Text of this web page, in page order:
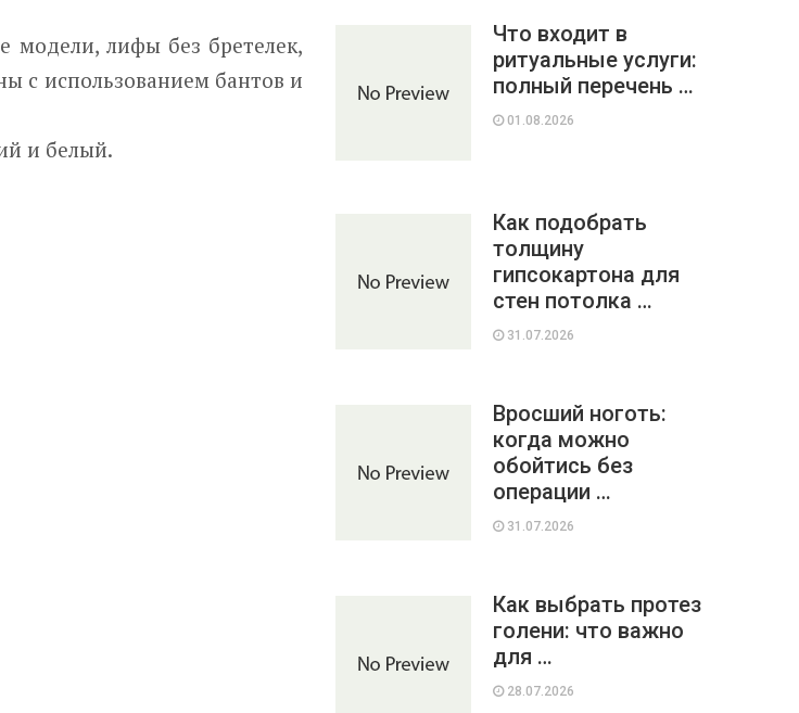
модели, лифы без бретелек,
с использованием бантов и
и белый.
Что входит в
ритуальные услуги:
полный перечень …
01.08.2026
Как подобрать
толщину
гипсокартона для
стен потолка …
31.07.2026
Вросший ноготь:
когда можно
обойтись без
операции …
31.07.2026
Как выбрать протез
голени: что важно
для …
28.07.2026